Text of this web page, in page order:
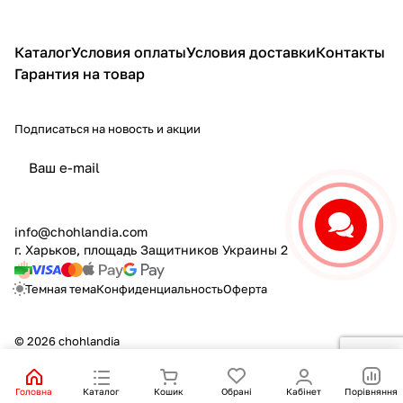
Головна Каталог Кошик Обрані Кабінет Порівняння
КаталогУсловия оплатыУсловия доставкиКонтакты
Гарантия на товар
Подписаться на новость и акции
политикой конфиденциальности
info@chohlandia.com
г. Харьков, площадь Защитников Украины 2
Темная темаКонфиденциальностьОферта
© 2026 chohlandia